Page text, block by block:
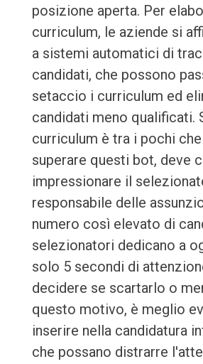
posizione aperta. Per
curriculum, le aziende si
a sistemi automatici di
candidati, che possono
setaccio i curriculum ed
candidati meno qualificati.
curriculum è tra i pochi
superare questi bot, deve
impressionare il
responsabile delle
numero così elevato di
selezionatori dedicano a
solo 5 secondi di
decidere se scartarlo o
questo motivo, è meglio
inserire nella candidatura
che possano distrarre